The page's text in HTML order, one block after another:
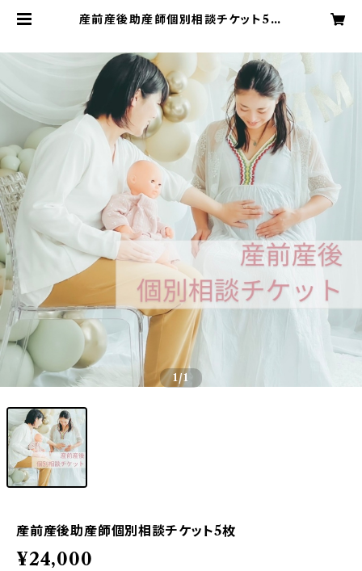
産前産後助産師個別相談チケット5枚
1/1
産前産後助産師個別相談チケット5枚
¥24,000